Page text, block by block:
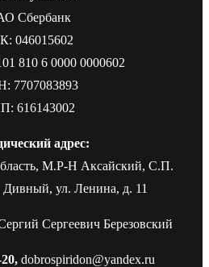
Сбербанк
046015602
810 6 0000 0000602
7707083893
616143002
адрес:
М.Р-Н Аксайский, С.П.
ул. Ленина, д. 11
Сергеевич Березовский
dobrospiridon@yandex.ru